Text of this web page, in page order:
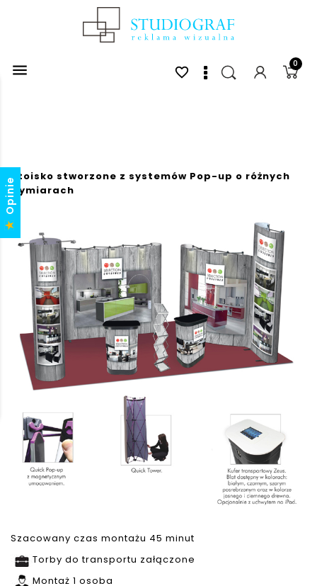
 0
favorite_border
Stoisko stworzone z systemów Pop-up o różnych
wymiarach
Szacowany czas montażu 45 minut
Torby do transportu załączone
Montaż 1 osoba
Opinie